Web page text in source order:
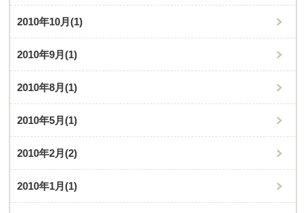
2010年10月(1)
2010年9月(1)
2010年8月(1)
2010年5月(1)
2010年2月(2)
2010年1月(1)